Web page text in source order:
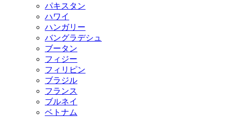
パキスタン
ハワイ
ハンガリー
バングラデシュ
ブータン
フィジー
フィリピン
ブラジル
フランス
ブルネイ
ベトナム